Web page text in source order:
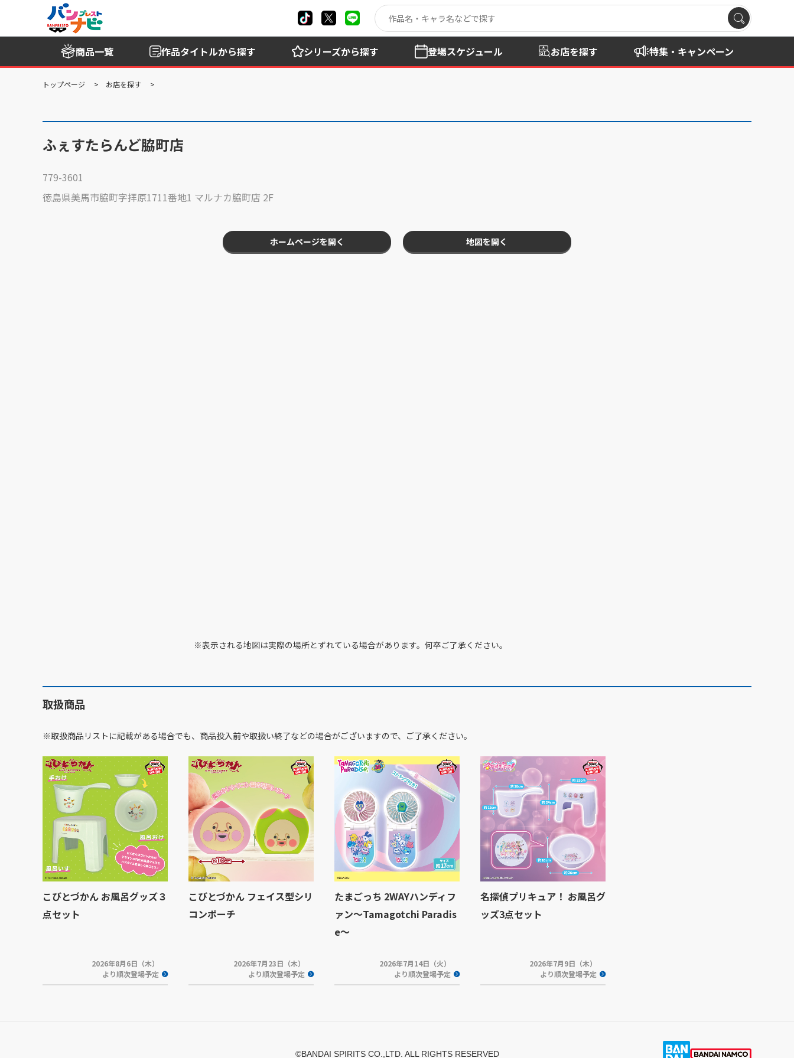
商品一覧 作品タイトルから探す シリーズから探す 登場スケジュール お店を探す 特集・キャンペーン
トップページ お店を探す
ふぇすたらんど脇町店
779-3601
徳島県美馬市脇町字拝原1711番地1 マルナカ脇町店 2F
ホームページを開く 地図を開く
※表示される地図は実際の場所とずれている場合があります。何卒ご了承ください。
取扱商品
※取扱商品リストに記載がある場合でも、商品投入前や取扱い終了などの場合がございますので、ご了承ください。
こびとづかん お風呂グッズ３
点セット
2026年8月6日（木）
より順次登場予定
こびとづかん フェイス型シリ
コンポーチ
2026年7月23日（木）
より順次登場予定
たまごっち 2WAYハンディフ
ァン～Tamagotchi Paradis
e～
2026年7月14日（火）
より順次登場予定
名探偵プリキュア！ お風呂グ
ッズ3点セット
2026年7月9日（木）
より順次登場予定
©BANDAI SPIRITS CO.,LTD. ALL RIGHTS RESERVED